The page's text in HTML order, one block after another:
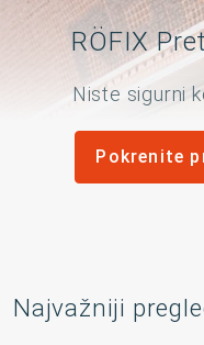
RÖFIX
Niste sigurni
Pokrenite
Najvažniji